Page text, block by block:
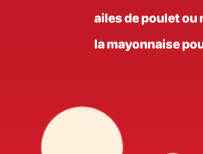
ailes de poulet ou
la mayonnaise